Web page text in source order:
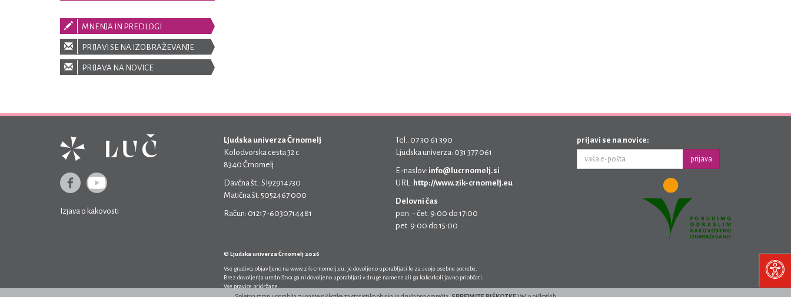
MNENJA IN PREDLOGI
PRIJAVI SE NA IZOBRAŽEVANJE
PRIJAVA NA NOVICE
Izjava o kakovosti
Ljudska univerza Črnomelj
Kolodvorska cesta 32 c
8340 Črnomelj
Davčna št.: SI92914730
Matična št: 5052467 000
Račun: 01217-6030714481
Tel.: 07 30 61 390
Ljudska univerza: 031 377 061
E-naslov: info@lucrnomelj.si
URL: http://www.zik-crnomelj.eu
Delovni čas
pon. - čet. 9:00 do 17:00
pet. 9:00 do 15:00
© Ljudska univerza Črnomelj 2026
Vse gradivo, objavljeno na www.zik-crnomelj.eu , je dovoljeno uporabljati le za svoje osebne potrebe.
Brez dovoljenja uredništva ga ni dovoljeno uporabljati v druge namene ali ga kakorkoli javno priobčati.
Vse pravice pridržane.
prijavi se na novice:
prijava